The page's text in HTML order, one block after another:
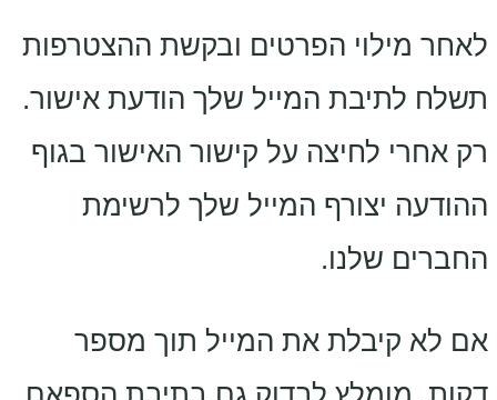
לאחר מילוי הפרטים ובקשת ההצטרפות
תשלח לתיבת המייל שלך הודעת אישור.
רק אחרי לחיצה על קישור האישור בגוף
ההודעה יצורף המייל שלך לרשימת
החברים שלנו.
אם לא קיבלת את המייל תוך מספר